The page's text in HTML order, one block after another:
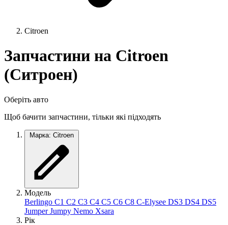
Citroen
Запчастини на Citroen
(Ситроен)
Оберіть авто
Щоб бачити запчастини, тільки які підходять
Марка: Citroen
Модель
Berlingo C1 C2 C3 C4 C5 C6 C8 C-Elysee DS3 DS4 DS5
JumperJumpy Nemo Xsara
Рік